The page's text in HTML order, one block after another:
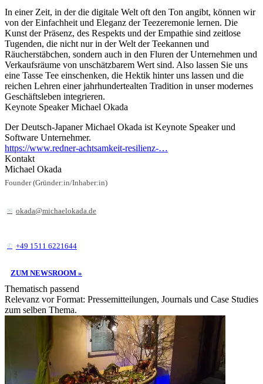
In einer Zeit, in der die digitale Welt oft den Ton angibt, können wir
von der Einfachheit und Eleganz der Teezeremonie lernen. Die
Kunst der Präsenz, des Respekts und der Empathie sind zeitlose
Tugenden, die nicht nur in der Welt der Teekannen und
Räucherstäbchen, sondern auch in den Fluren der Unternehmen und
Verkaufsräume von unschätzbarem Wert sind. Also lassen Sie uns
eine Tasse Tee einschenken, die Hektik hinter uns lassen und die
reichen Lehren einer jahrhundertealten Tradition in unser modernes
Geschäftsleben integrieren.
Keynote Speaker Michael Okada
Der Deutsch-Japaner Michael Okada ist Keynote Speaker und
Software Unternehmer.
https://www.redner-achtsamkeit-resilienz-…
Kontakt
Michael Okada
Founder (Gründer:in/Inhaber:in)
okada@michaelokada.de
+49 1511 6221644
ZUM NEWSROOM »
Thematisch passend
Relevanz vor Format: Pressemitteilungen, Journals und Case Studies
zum selben Thema.